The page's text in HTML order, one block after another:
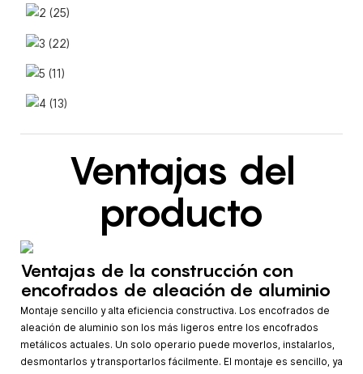
Ventajas del
producto
Ventajas de la construcción con
encofrados de aleación de aluminio
Montaje sencillo y alta eficiencia constructiva. Los encofrados de
aleación de aluminio son los más ligeros entre los encofrados
metálicos actuales. Un solo operario puede moverlos, instalarlos,
desmontarlos y transportarlos fácilmente. El montaje es sencillo, ya